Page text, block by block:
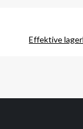
Effektive